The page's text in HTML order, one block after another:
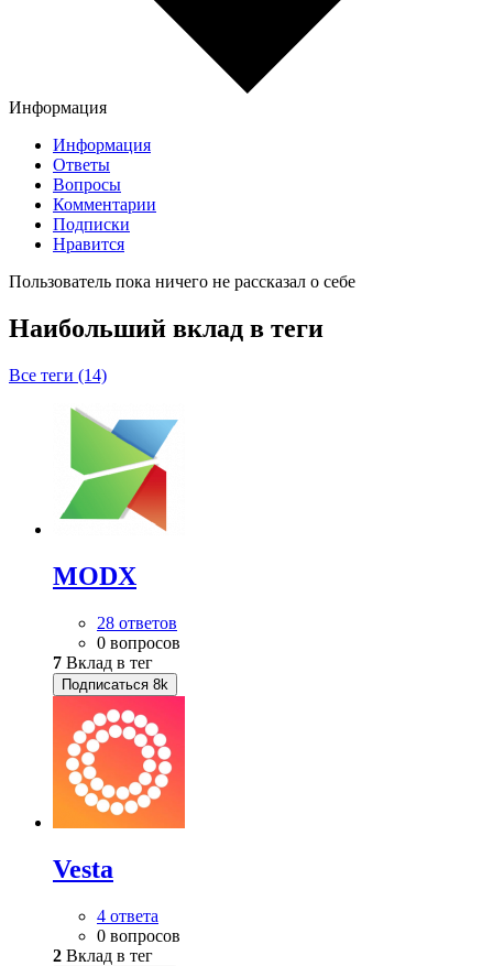
Информация
Информация
Ответы
Вопросы
Комментарии
Подписки
Нравится
Пользователь пока ничего не рассказал о себе
Наибольший вклад в теги
Все теги (14)
MODX
28 ответов
0 вопросов
7 Вклад в тег
Подписаться 8k
Vesta
4 ответа
0 вопросов
2 Вклад в тег